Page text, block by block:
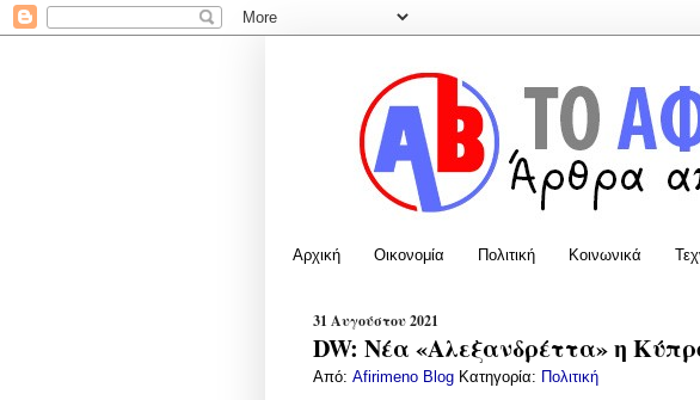
Αρχική Οικονομία Πολιτική Κοινωνικά
31 Αυγούστου 2021
DW: Νέα «Αλεξανδρέττα» η
Από: Afirimeno Blog Κατηγορία: Πολιτική